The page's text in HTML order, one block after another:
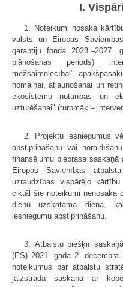
I.
1. Noteikumi nosaka
valsts un Eiropas
garantiju fonda 2023.–2027.
plānošanas periods)
mežsaimniecībai"
nomaiņai, atjaunošanai un
ekosistēmu noturības un
uzturēšanai" (turpmāk –
2. Projektu iesniegumus
apstiprināšanu vai
finansējumu pieprasa
Eiropas Savienības
uzraudzības vispārējo
ciktāl šie noteikumi nenosaka
dienu uzskatāma diena,
iesniegumu apstiprināšanu.
3. Atbalstu piešķir
(ES) 2021. gada 2. decembra
noteikumus par atbalstu
jāizstrādā saskaņā ar